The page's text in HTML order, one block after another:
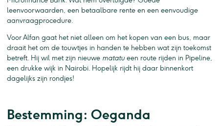
leenvoorwaarden, een betaalbare rente en een eenvoudige
aanvraagprocedure.
Voor Alfan gaat het niet alleen om het kopen van een bus, maar
draait het om de touwtjes in handen te hebben wat zijn toekomst
betreft. Hij wil met zijn nieuwe matatu een route rijden in Pipeline,
een drukke wijk in Nairobi. Hopelijk rijdt hij daar binnenkort
dagelijks zijn rondjes!
Bestemming: Oeganda